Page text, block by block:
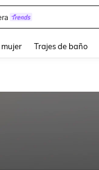
mujer Trajes de baño